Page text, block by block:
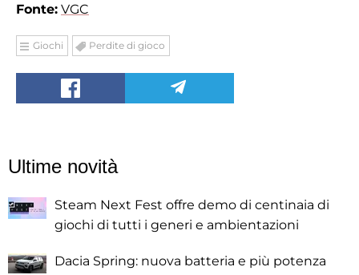
Fonte: VGC
Giochi Perdite di gioco
Ultime novità
Steam Next Fest offre demo di centinaia di
giochi di tutti i generi e ambientazioni
Dacia Spring: nuova batteria e più potenza